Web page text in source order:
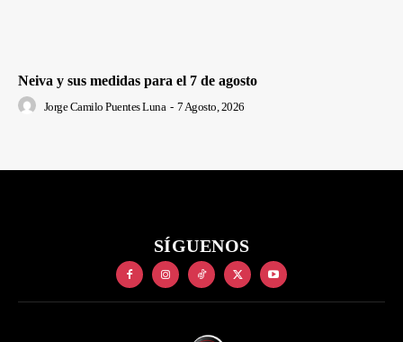
Neiva y sus medidas para el 7 de agosto
Jorge Camilo Puentes Luna - 7 Agosto, 2026
SÍGUENOS